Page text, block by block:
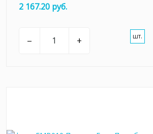
2 167.20 руб.
– + шт.